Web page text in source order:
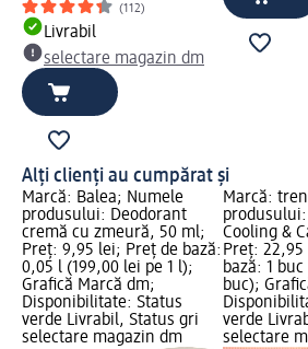
(112)
Livrabil
selectare magazin dm
Alți clienți au cumpărat și
Marcă: Balea; Numele
produsului: Deodorant
cremă cu zmeură, 50 ml;
Preț: 9,95 lei; Preț de bază:
0,05 l (199,00 lei pe 1 l);
Grafică Marcă dm;
Disponibilitate: Status
verde Livrabil, Status gri
selectare magazin dm
Marcă:
Cooling &
Preț:
bază: 1
buc);
verde
selectare